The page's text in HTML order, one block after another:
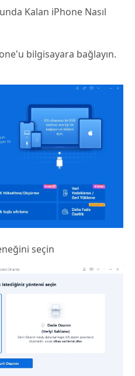
Kalan iPhone Nasıl
bilgisayara bağlayın.
seçin